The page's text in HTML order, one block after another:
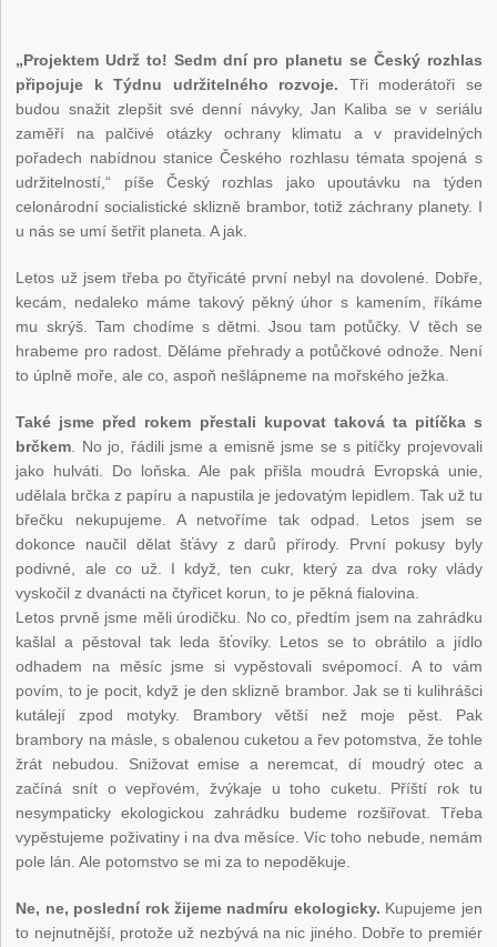
„Projektem Udrž to! Sedm dní pro planetu se Český rozhlas
připojuje k Týdnu udržitelného rozvoje. Tři moderátoři se
budou snažit zlepšit své denní návyky, Jan Kaliba se v seriálu
zaměří na palčivé otázky ochrany klimatu a v pravidelných
pořadech nabídnou stanice Českého rozhlasu témata spojená s
udržitelností,“ píše Český rozhlas jako upoutávku na týden
celonárodní socialistické sklizně brambor, totiž záchrany planety. I
u nás se umí šetřit planeta. A jak.
Letos už jsem třeba po čtyřicáté první nebyl na dovolené. Dobře,
kecám, nedaleko máme takový pěkný úhor s kamením, říkáme
mu skrýš. Tam chodíme s dětmi. Jsou tam potůčky. V těch se
hrabeme pro radost. Děláme přehrady a potůčkové odnože. Není
to úplně moře, ale co, aspoň nešlápneme na mořského ježka.
Také jsme před rokem přestali kupovat taková ta pitíčka s
brčkem. No jo, řádili jsme a emisně jsme se s pitíčky projevovali
jako hulváti. Do loňska. Ale pak přišla moudrá Evropská unie,
udělala brčka z papíru a napustila je jedovatým lepidlem. Tak už tu
břečku nekupujeme. A netvoříme tak odpad. Letos jsem se
dokonce naučil dělat šťávy z darů přírody. První pokusy byly
podivné, ale co už. I když, ten cukr, který za dva roky vlády
vyskočil z dvanácti na čtyřicet korun, to je pěkná fialovina.
Letos prvně jsme měli úrodičku. No co, předtím jsem na zahrádku
kašlal a pěstoval tak leda šťovíky. Letos se to obrátilo a jídlo
odhadem na měsíc jsme si vypěstovali svépomocí. A to vám
povím, to je pocit, když je den sklizně brambor. Jak se ti kulihrášci
kutálejí zpod motyky. Brambory větší než moje pěst. Pak
brambory na másle, s obalenou cuketou a řev potomstva, že tohle
žrát nebudou. Snižovat emise a neremcat, dí moudrý otec a
začíná snít o vepřovém, žvýkaje u toho cuketu. Příští rok tu
nesympaticky ekologickou zahrádku budeme rozšiřovat. Třeba
vypěstujeme poživatiny i na dva měsíce. Víc toho nebude, nemám
pole lán. Ale potomstvo se mi za to nepoděkuje.
Ne, ne, poslední rok žijeme nadmíru ekologicky. Kupujeme jen
to nejnutnější, protože už nezbývá na nic jiného. Dobře to premiér